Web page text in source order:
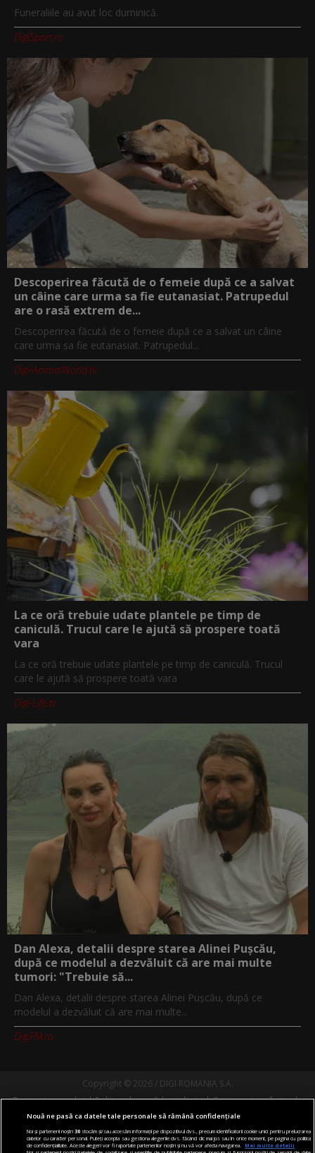
Funeraliile au avut loc duminică.
DigiSport.ro
Descoperirea făcută de o femeie după ce a salvat
un câine care urma sa fie eutanasiat. Patrupedul
are o rasă extrem de...
Descoperirea făcută de o femeie după ce a salvat un câine
care urma sa fie eutanasiat. Patrupedul...
Digi-AnimalWorld.tv
La ce oră trebuie udate plantele pe timp de
caniculă. Trucul care le ajută să prospere toată
vara
La ce oră trebuie udate plantele pe timp de caniculă. Trucul
care le ajută să prospere toată vara
Digi-Life.tv
Dan Alexa, detalii despre starea Alinei Pușcău,
după ce modelul a dezvăluit că are mai multe
tumori: "Trebuie să...
Dan Alexa, detalii despre starea Alinei Pușcău, după ce
modelul a dezvăluit că are mai multe...
DigiFM.ro
Copyright © 2026 / DIGI ROMANIA S.A.
Termeni si conditii
Politica de confidentialitate
Gestionați preferințele
Comunicate de presă
Abonare Digi TV Contact/Info
Nouă ne pasă ca datele tale personale să rămână confidențiale
Noi și partenerii noștri30stocăm și/sau accesăm informații pe dispozitivul dvs., precum identificatorii cookie unici pentru prelucrarea
datelor cu caracter personal. Puteți accepta sau gestiona alegerile dvs. făcând clic mai jos sau în orice moment, pe pagina cu politica
de confidențialitate. Aceste alegeri vor fi raportate partenerilor noștri și nu vă vor afecta navigarea.
Mai multe detalii